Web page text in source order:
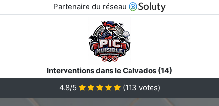
Partenaire du réseau
Interventions dans le Calvados (14)
4.8/5
(113 votes)